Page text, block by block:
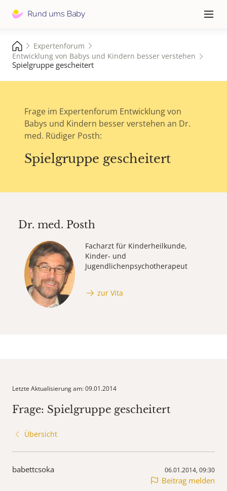
≡
Expertenforum
Entwicklung von Babys und Kindern besser verstehen
Spielgruppe gescheitert
Frage im Expertenforum Entwicklung von
Babys und Kindern besser verstehen an Dr.
med. Rüdiger Posth:
Spielgruppe gescheitert
Dr. med. Posth
Facharzt für Kinderheilkunde,
Kinder- und
Jugendlichenpsychotherapeut
zur Vita
Letzte Aktualisierung am: 09.01.2014
Frage: Spielgruppe gescheitert
Übersicht
babettcsoka 06.01.2014, 09:30
Beitrag melden